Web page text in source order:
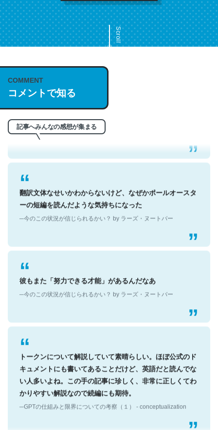
Scroll
COMMENT
コメントで知る
記事へみんなの感想が集まる
これは名文。彼はとてもクレバーなんだろうなと凄く思
う。英語少しでも読める人は原文もお勧め。自分はこの流
─今のこの状況が信じられるかい？ by ラーズ・ヌートバー
翻訳文体なせいかわからないけど、なぜかポールオースタ
ーの短編を読んだような気持ちになった
─今のこの状況が信じられるかい？ by ラーズ・ヌートバー
彼もまた「努力できる才能」があるんだなあ
─今のこの状況が信じられるかい？ by ラーズ・ヌートバー
トークンについて解説していて素晴らしい。ほぼ公式のド
キュメントにも書いてあることだけど、英語だと読んでな
い人多いよね。この手の記事に珍しく、非常に正しくてわ
かりやすい解説なので続編にも期待。
─GPTの仕組みと限界についての考察（１） - conceptualization